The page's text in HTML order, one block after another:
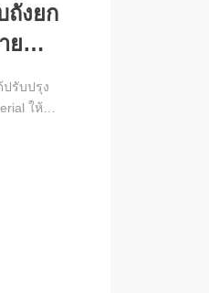
ถังยก
ย
น
ปรับปรุง
ให้